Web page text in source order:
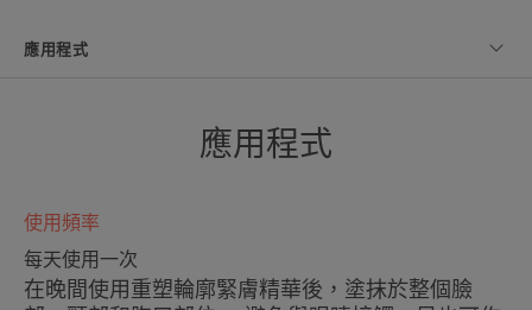
專家的話
獲8項臨床研究證實的高效能感官
應用程式
應用程式
使用頻率
每天使用一次
在晚間使用重塑輪廓緊膚精華後，塗抹於整個臉